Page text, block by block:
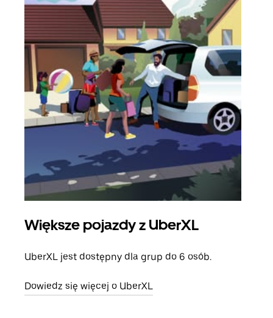
Większe pojazdy z UberXL
UberXL jest dostępny dla grup do 6 osób.
Dowiedz się więcej o UberXL